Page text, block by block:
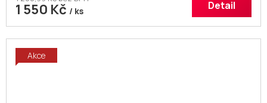
1 550 Kč / ks Detail
Akce